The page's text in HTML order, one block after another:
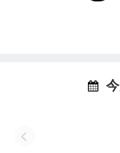
・‥…─*・
*・‥…─*・
（さかもと ひろ
実績 開業９年目